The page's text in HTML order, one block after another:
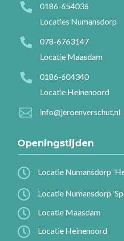

0186-654036
Locaties Numansdorp

078-6763147
Locatie Maasdam

0186-604340
Locatie Heinenoord
 info@jeroenverschut.nl
Openingstijden
 Locatie Numansdorp
 Locatie Numansdorp
 Locatie Maasdam
 Locatie Heinenoord